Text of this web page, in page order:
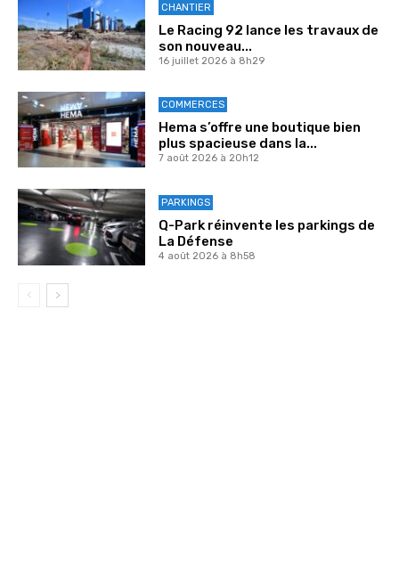
CHANTIER
Le Racing 92 lance les travaux de
son nouveau...
16 juillet 2026 à 8h29
COMMERCES
Hema s’offre une boutique bien
plus spacieuse dans la...
7 août 2026 à 20h12
PARKINGS
Q-Park réinvente les parkings de
La Défense
4 août 2026 à 8h58